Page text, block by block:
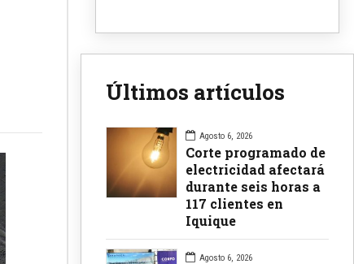
Últimos artículos
Agosto 6, 2026
Corte programado de
electricidad afectará
durante seis horas a
117 clientes en
Iquique
Agosto 6, 2026